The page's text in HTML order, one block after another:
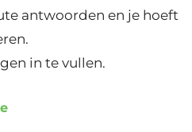
antwoorden en je hoeft
in te vullen.